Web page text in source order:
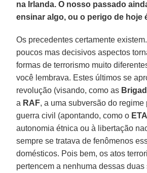
na Irlanda. O nosso passado
ensinar algo, ou o perigo de hoje
Os precedentes certamente
poucos mas decisivos aspectos
formas de terrorismo muito
você lembrava. Estes últimos se
revolução (visando, como as
a RAF, a uma subversão do regime
guerra civil (apontando, como o ETA
autonomia étnica ou à libertação
sempre se tratava de fenômenos
domésticos. Pois bem, os atos
pertencem a nenhuma dessas duas